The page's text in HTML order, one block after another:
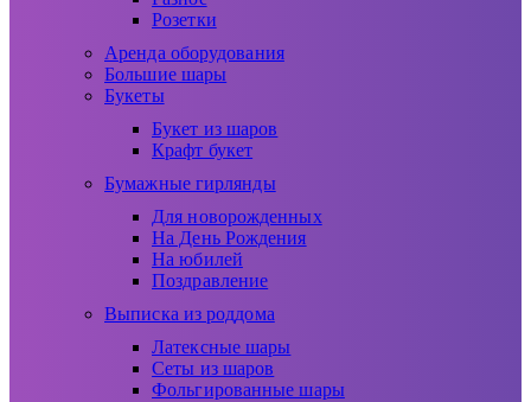
Розетки
Аренда оборудования
Большие шары
Букеты
Букет из шаров
Крафт букет
Бумажные гирлянды
Для новорожденных
На День Рождения
На юбилей
Поздравление
Выписка из роддома
Латексные шары
Сеты из шаров
Фольгированные шары